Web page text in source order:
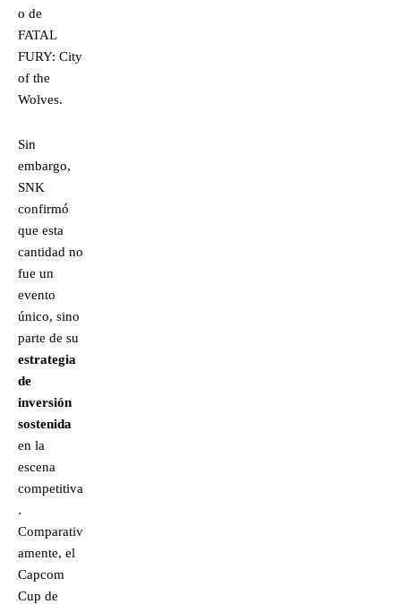
o de
FATAL
FURY: City
of the
Wolves.
Sin
embargo,
SNK
confirmó
que esta
cantidad no
fue un
evento
único, sino
parte de su
estrategia
de
inversión
sostenida
en la
escena
competitiva
.
Comparativ
amente, el
Capcom
Cup de